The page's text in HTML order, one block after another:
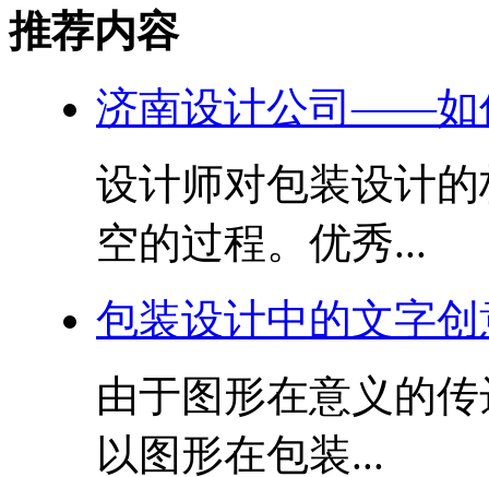
推荐内容
济南设计公司——如
设计师对包装设计
空的过程。优秀...
包装设计中的文字创
由于图形在意义的
以图形在包装...